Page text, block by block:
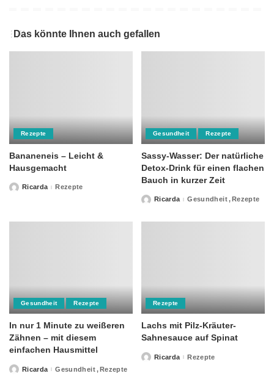
Das könnte Ihnen auch gefallen
Rezepte
Bananeneis – Leicht &
Hausgemacht
PostedRicarda Rezepte
Gesundheit Rezepte
Sassy-Wasser: Der natürliche
Detox-Drink für einen flachen
Bauch in kurzer Zeit
PostedRicarda Gesundheit Rezepte
Gesundheit Rezepte
In nur 1 Minute zu weißeren
Zähnen – mit diesem
einfachen Hausmittel
PostedRicarda Gesundheit Rezepte
Rezepte
Lachs mit Pilz-Kräuter-
Sahnesauce auf Spinat
PostedRicarda Rezepte